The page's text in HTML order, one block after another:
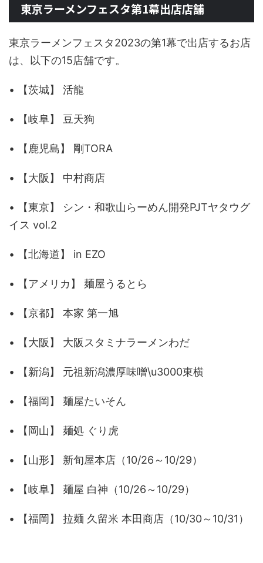
東京ラーメンフェスタ第1幕出店店舗
東京ラーメンフェスタ2023の第1幕で出店するお店
は、以下の15店舗です。
• 【茨城】 活龍
• 【岐阜】 豆天狗
• 【鹿児島】 剛TORA
• 【大阪】 中村商店
• 【東京】 シン・和歌山らーめん開発PJTヤタウグ
イス vol.2
• 【北海道】 in EZO
• 【アメリカ】 麺屋うるとら
• 【京都】 本家 第一旭
• 【大阪】 大阪スタミナラーメンわだ
• 【新潟】 元祖新潟濃厚味噌\u3000東横
• 【福岡】 麺屋たいそん
• 【岡山】 麺処 ぐり虎
• 【山形】 新旬屋本店（10/26～10/29）
• 【岐阜】 麺屋 白神（10/26～10/29）
• 【福岡】 拉麺 久留米 本田商店（10/30～10/31）